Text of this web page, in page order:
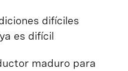
difíciles
es difícil
maduro para